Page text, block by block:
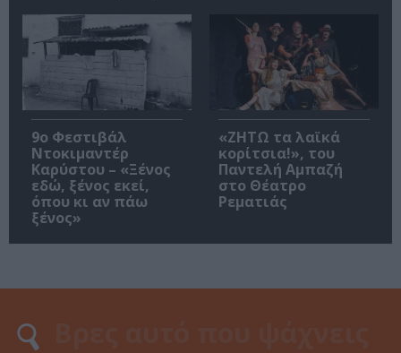
9ο Φεστιβάλ
Ντοκιμαντέρ
Καρύστου – «Ξένος
εδώ, ξένος εκεί,
όπου κι αν πάω
ξένος»
«ΖΗΤΩ τα λαϊκά
κορίτσια!», του
Παντελή Αμπαζή
στο Θέατρο
Ρεματιάς